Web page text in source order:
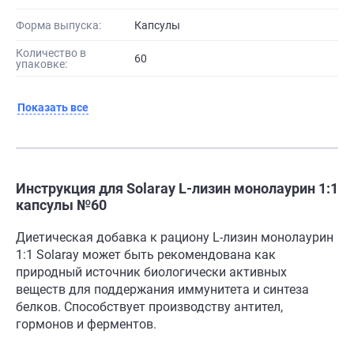
Форма выпуска: Капсулы
Количество в
упаковке:
60
Показать все
Инструкция для Solaray L-лизин монолаурин 1:1
капсулы №60
Диетическая добавка к рациону L-лизин монолаурин
1:1 Solaray может быть рекомендована как
природный источник биологически активных
веществ для поддержания иммунитета и синтеза
белков. Способствует производству антител,
гормонов и ферментов.